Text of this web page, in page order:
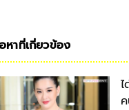
หาที่เกี่ยวข้อง